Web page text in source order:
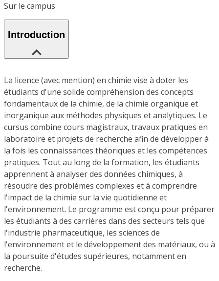
Sur le campus
Introduction
La licence (avec mention) en chimie vise à doter les
étudiants d'une solide compréhension des concepts
fondamentaux de la chimie, de la chimie organique et
inorganique aux méthodes physiques et analytiques. Le
cursus combine cours magistraux, travaux pratiques en
laboratoire et projets de recherche afin de développer à
la fois les connaissances théoriques et les compétences
pratiques. Tout au long de la formation, les étudiants
apprennent à analyser des données chimiques, à
résoudre des problèmes complexes et à comprendre
l'impact de la chimie sur la vie quotidienne et
l'environnement. Le programme est conçu pour préparer
les étudiants à des carrières dans des secteurs tels que
l'industrie pharmaceutique, les sciences de
l'environnement et le développement des matériaux, ou à
la poursuite d'études supérieures, notamment en
recherche.